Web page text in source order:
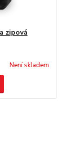
zipová
Není skladem